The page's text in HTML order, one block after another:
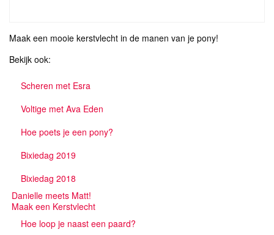
Maak een mooie kerstvlecht in de manen van je pony!
Bekijk ook:
Scheren met Esra
Voltige met Ava Eden
Hoe poets je een pony?
Bixiedag 2019
Bixiedag 2018
Danielle meets Matt!
Maak een Kerstvlecht
Hoe loop je naast een paard?